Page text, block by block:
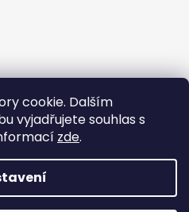
cookie. Dalším
vyjadřujete souhlas s
zde.